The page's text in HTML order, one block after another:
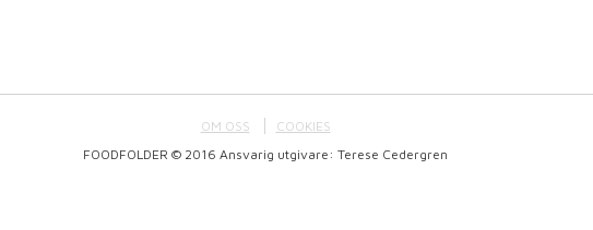
OM OSS
COOKIES
FOODFOLDER © 2016 Ansvarig utgivare: Terese Cedergren